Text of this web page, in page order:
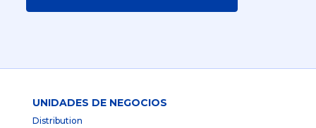
UNIDADES DE NEGOCIOS
Distribution